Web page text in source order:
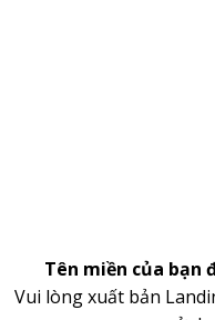
Tên miền của bạn
Vui lòng xuất bản